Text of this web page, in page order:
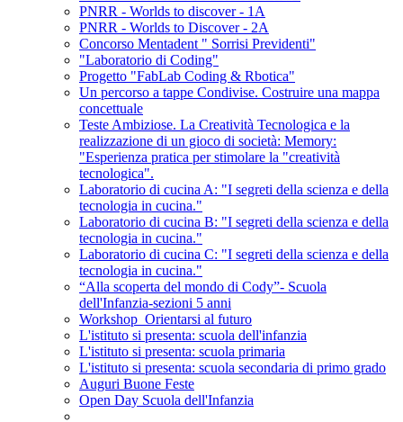
PNRR - Worlds to discover - 1A
PNRR - Worlds to Discover - 2A
Concorso Mentadent " Sorrisi Previdenti"
"Laboratorio di Coding"
Progetto "FabLab Coding & Rbotica"
Un percorso a tappe Condivise. Costruire una mappa
concettuale
Teste Ambiziose. La Creatività Tecnologica e la
realizzazione di un gioco di società: Memory:
"Esperienza pratica per stimolare la "creatività
tecnologica".
Laboratorio di cucina A: "I segreti della scienza e della
tecnologia in cucina."
Laboratorio di cucina B: "I segreti della scienza e della
tecnologia in cucina."
Laboratorio di cucina C: "I segreti della scienza e della
tecnologia in cucina."
“Alla scoperta del mondo di Cody”- Scuola
dell'Infanzia-sezioni 5 anni
Workshop_Orientarsi al futuro
L'istituto si presenta: scuola dell'infanzia
L'istituto si presenta: scuola primaria
L'istituto si presenta: scuola secondaria di primo grado
Auguri Buone Feste
Open Day Scuola dell'Infanzia